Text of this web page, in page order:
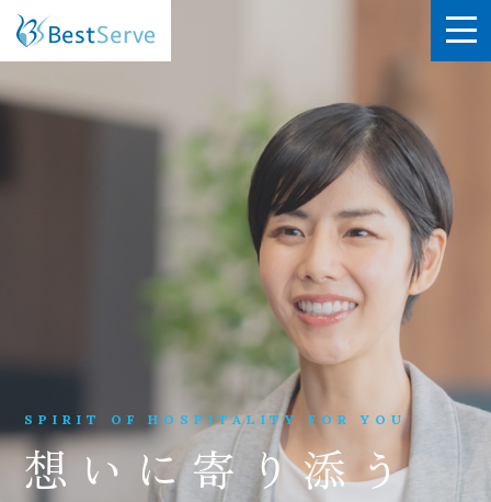
SPIRIT OF HOSPITALITY FOR YOU
想いに寄り添う